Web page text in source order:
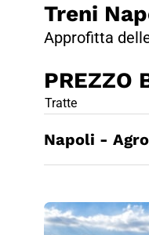
Treni
Approfitta
PREZZO
Tratte
Napoli -